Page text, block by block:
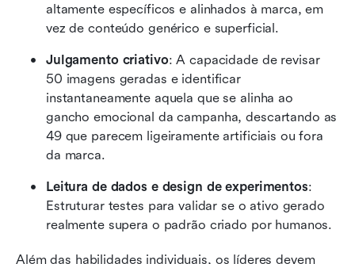
altamente específicos e alinhados à marca, em
vez de conteúdo genérico e superficial.
Julgamento criativo: A capacidade de revisar
50 imagens geradas e identificar
instantaneamente aquela que se alinha ao
gancho emocional da campanha, descartando as
49 que parecem ligeiramente artificiais ou fora
da marca.
Leitura de dados e design de experimentos:
Estruturar testes para validar se o ativo gerado
realmente supera o padrão criado por humanos.
Além das habilidades individuais, os líderes devem